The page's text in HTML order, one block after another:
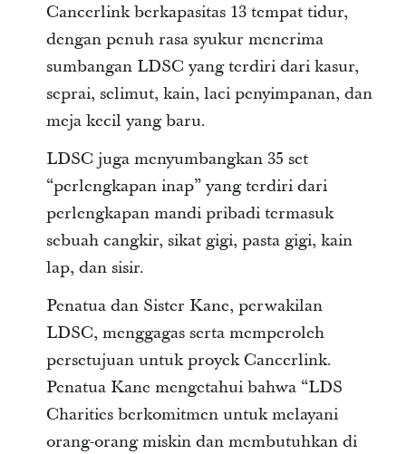
Cancerlink berkapasitas 13 tempat tidur,
dengan penuh rasa syukur menerima
sumbangan LDSC yang terdiri dari kasur,
seprai, selimut, kain, laci penyimpanan, dan
meja kecil yang baru.
LDSC juga menyumbangkan 35 set
“perlengkapan inap” yang terdiri dari
perlengkapan mandi pribadi termasuk
sebuah cangkir, sikat gigi, pasta gigi, kain
lap, dan sisir.
Penatua dan Sister Kane, perwakilan
LDSC, menggagas serta memperoleh
persetujuan untuk proyek Cancerlink.
Penatua Kane mengetahui bahwa “LDS
Charities berkomitmen untuk melayani
orang-orang miskin dan membutuhkan di